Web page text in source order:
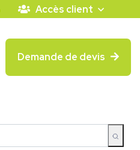
Accès client
Demande de devis